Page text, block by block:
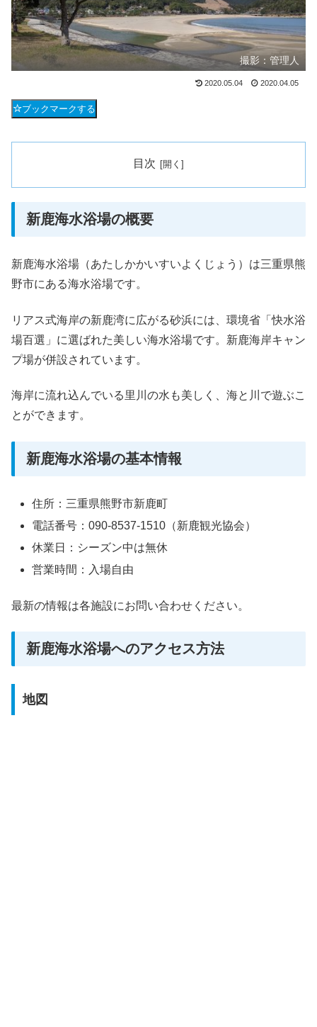
撮影：管理人
2020.05.04 2020.04.05
ブックマークする
目次
新鹿海水浴場の概要
新鹿海水浴場（あたしかかいすいよくじょう）は三重県熊
野市にある海水浴場です。
リアス式海岸の新鹿湾に広がる砂浜には、環境省「快水浴
場百選」に選ばれた美しい海水浴場です。新鹿海岸キャン
プ場が併設されています。
海岸に流れ込んでいる里川の水も美しく、海と川で遊ぶこ
とができます。
新鹿海水浴場の基本情報
住所：三重県熊野市新鹿町
電話番号：090-8537-1510（新鹿観光協会）
休業日：シーズン中は無休
営業時間：入場自由
最新の情報は各施設にお問い合わせください。
新鹿海水浴場へのアクセス方法
地図